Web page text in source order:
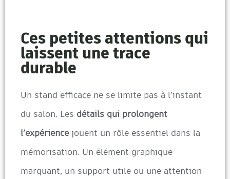
Ces petites attentions qui
laissent une trace
durable
Un stand efficace ne se limite pas à l’instant
du salon. Les détails qui prolongent
l’expériencejouent un rôle essentiel dans la
mémorisation. Un élément graphique
marquant, un support utile ou une attention